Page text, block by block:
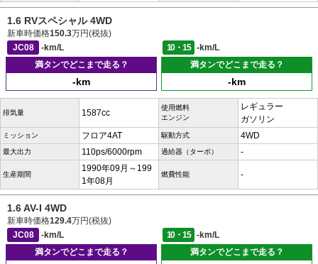
1.6 RVスペシャル 4WD
新車時価格150.3万円(税抜)
JC08
-km/L 10・15
-km/L
満タンでどこまで走る？
-km
満タンでどこまで走る？
-km
排気量 1587cc
使用燃料
エンジン
レギュラー
ガソリン
ミッション フロア4AT 駆動方式 4WD
最大出力 110ps/6000rpm 過給器（ターボ） -
生産期間
1990年09月～199
1年08月
燃費性能 -
1.6 AV-I 4WD
新車時価格129.4万円(税抜)
JC08
-km/L 10・15
-km/L
満タンでどこまで走る？
満タンでどこまで走る？